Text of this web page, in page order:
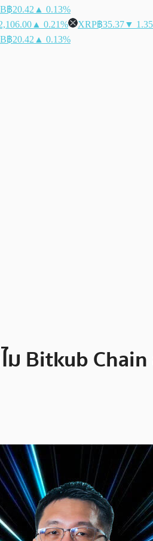
฿20.42 ▲ 0.13%
▲ 0.21% XRP฿35.37▼
฿20.42 ▲ 0.13%
ม Bitkub